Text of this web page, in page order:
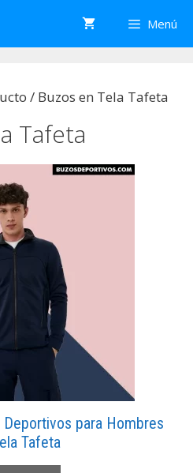
Menú
/ Buzos en Tela Tafeta
Tafeta
para Hombres
Tafeta